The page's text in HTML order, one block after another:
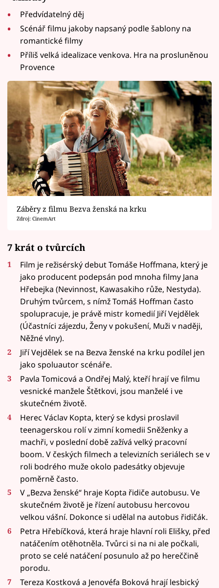
Předvídatelný děj
Scénář filmu jakoby napsaný podle šablony na
romantické filmy
Příliš velká idealizace venkova. Hra na prosluněnou
Provence
Záběry z filmu Bezva ženská na krku
Zdroj: CinemArt
7 krát o tvůrcích
Film je režisérský debut Tomáše Hoffmana, který je
jako producent podepsán pod mnoha filmy Jana
Hřebejka (Nevinnost, Kawasakiho růže, Nestyda).
Druhým tvůrcem, s nímž Tomáš Hoffman často
spolupracuje, je právě mistr komedií Jiří Vejdělek
(Účastníci zájezdu, Ženy v pokušení, Muži v naději,
Něžné vlny).
Jiří Vejdělek se na Bezva ženské na krku podílel jen
jako spoluautor scénáře.
Pavla Tomicová a Ondřej Malý, kteří hrají ve filmu
vesnické manžele Štětkovi, jsou manželé i ve
skutečném životě.
Herec Václav Kopta, který se kdysi proslavil
teenagerskou rolí v zimní komedii Sněženky a
machři, v poslední době zažívá velký pracovní
boom. V českých filmech a televizních seriálech se v
roli bodrého muže okolo padesátky objevuje
poměrně často.
V „Bezva ženské“ hraje Kopta řidiče autobusu. Ve
skutečném životě je řízení autobusu hercovou
velkou vášní. Dokonce si udělal na autobus řidičák.
Petra Hřebíčková, která hraje hlavní roli Elišky, před
natáčením otěhotněla. Tvůrci si na ni ale počkali,
proto se celé natáčení posunulo až po hereččině
porodu.
Tereza Kostková a Jenovéfa Boková hrají lesbický